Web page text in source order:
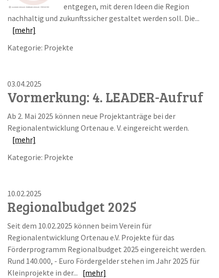
entgegen, mit deren Ideen die Region
nachhaltig und zukunftssicher gestaltet werden soll. Die...
[mehr]
Kategorie: Projekte
03.04.2025
Vormerkung: 4. LEADER-Aufruf
Ab 2. Mai 2025 können neue Projektanträge bei der
Regionalentwicklung Ortenau e. V. eingereicht werden.
[mehr]
Kategorie: Projekte
10.02.2025
Regionalbudget 2025
Seit dem 10.02.2025 können beim Verein für
Regionalentwicklung Ortenau e.V. Projekte für das
Förderprogramm Regionalbudget 2025 eingereicht werden.
Rund 140.000, - Euro Fördergelder stehen im Jahr 2025 für
Kleinprojekte in der... [mehr]